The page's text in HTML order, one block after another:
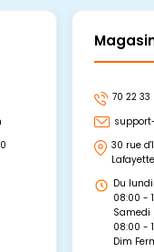
70 22 33
30 rue
Du
08:00 -
Samedi
08:00 -
Dim